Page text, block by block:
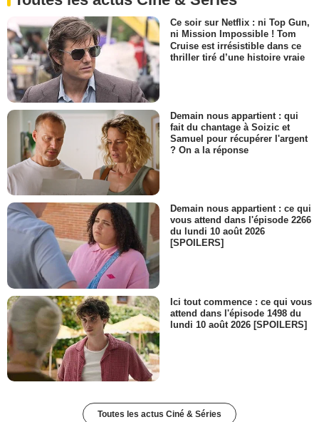
Ce soir sur Netflix : ni Top Gun,
ni Mission Impossible ! Tom
Cruise est irrésistible dans ce
thriller tiré d’une histoire vraie
Demain nous appartient : qui
fait du chantage à Soizic et
Samuel pour récupérer l'argent
? On a la réponse
Demain nous appartient : ce qui
vous attend dans l'épisode 2266
du lundi 10 août 2026
[SPOILERS]
Ici tout commence : ce qui vous
attend dans l'épisode 1498 du
lundi 10 août 2026 [SPOILERS]
Toutes les actus Ciné & Séries